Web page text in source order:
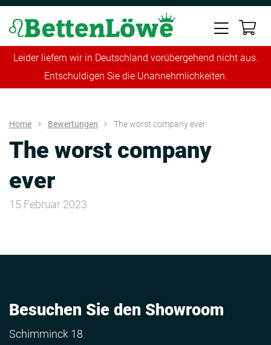
Leider liefern wir in Deutschland vorübergehend nicht aus.
Entschuldigen Sie die Unannehmlichkeiten.
Home Bewertungen The worst company ever
The worst company
ever
15 Februar 2023
Besuchen Sie den Showroom
Schimminck 18